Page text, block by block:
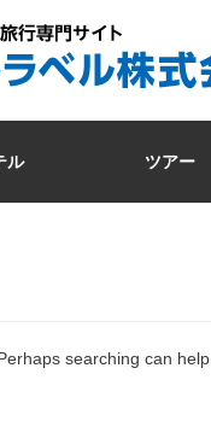
ル ツアー
searching can help.